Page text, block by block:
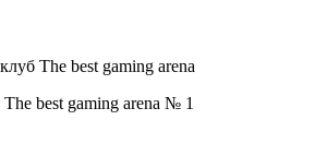
The best gaming arena